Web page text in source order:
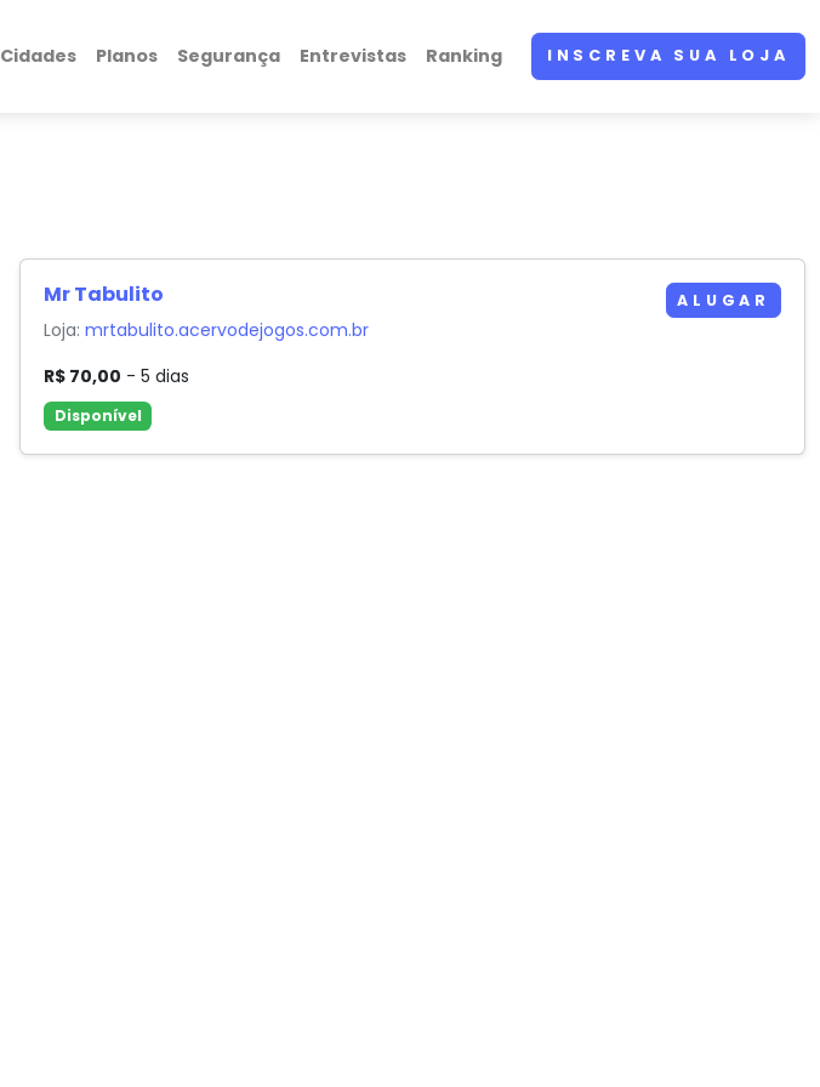
Cidades Planos Segurança Entrevistas Ranking INSCREVA SUA LOJA
Mr Tabulito
Loja:mrtabulito.acervodejogos.com.br
R$ 70,00 - 5 dias
Disponível
ALUGAR